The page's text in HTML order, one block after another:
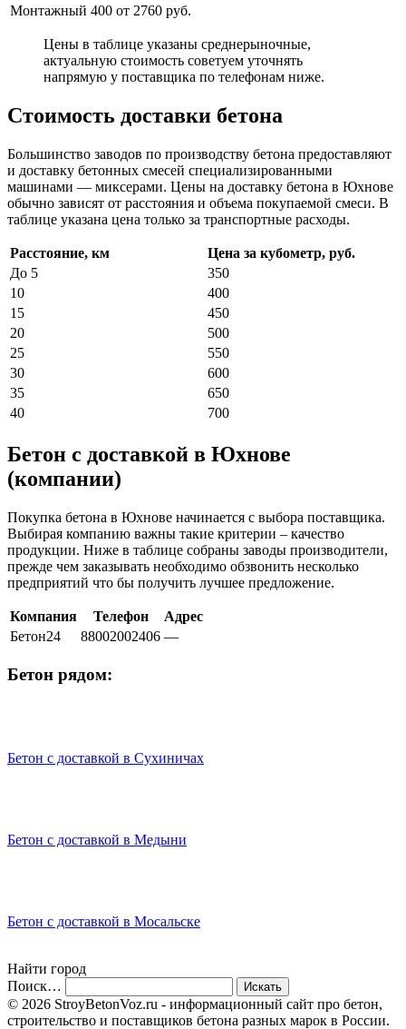
Монтажный 400 от 2760 руб.
Цены в таблице указаны среднерыночные,
актуальную стоимость советуем уточнять
напрямую у поставщика по телефонам ниже.
Стоимость доставки бетона
Большинство заводов по производству бетона предоставляют
и доставку бетонных смесей специализированными
машинами — миксерами. Цены на доставку бетона в Юхнове
обычно зависят от расстояния и объема покупаемой смеси. В
таблице указана цена только за транспортные расходы.
Расстояние, км
Цена за кубометр, руб.
До 5
350
10
400
15
450
20
500
25
550
30
600
35
650
40
700
Бетон с доставкой в Юхнове
(компании)
Покупка бетона в Юхнове начинается с выбора поставщика.
Выбирая компанию важны такие критерии – качество
продукции. Ниже в таблице собраны заводы производители,
прежде чем заказывать необходимо обзвонить несколько
предприятий что бы получить лучшее предложение.
Компания Телефон
Адрес
Бетон24
88002002406 —
Бетон рядом:
Бетон с доставкой в Сухиничах
Бетон с доставкой в Медыни
Бетон с доставкой в Мосальске
Найти город
Поиск…
© 2026 StroyBetonVoz.ru - информационный сайт про бетон,
строительство и поставщиков бетона разных марок в России.